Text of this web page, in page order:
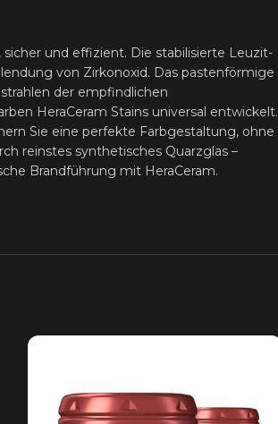
und effizient. Die stabilisierte Leuzit-
von Zirkonoxid. Das pastenförmige
der empfindlichen
HeraCeram Stains universal entwickelt.
Sie eine perfekte Farbgestaltung, ohne
reinstes synthetisches Quarzglas –
Brandführung mit HeraCeram.